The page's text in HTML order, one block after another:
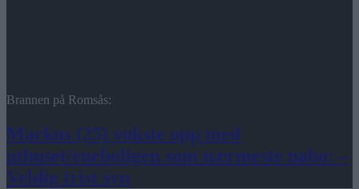
Brannen på Romsås:
Markus (25) vokste opp med
uthuset/eneboligen som nærmeste nabo: –
Veldig trist syn